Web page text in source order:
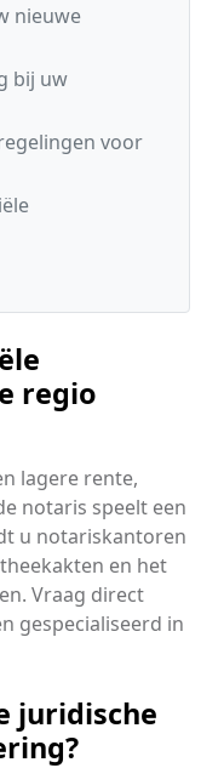
nieuwe
bij uw
voor
regio
lagere rente,
notaris speelt een
u notariskantoren
en het
Vraag direct
gespecialiseerd in
juridische